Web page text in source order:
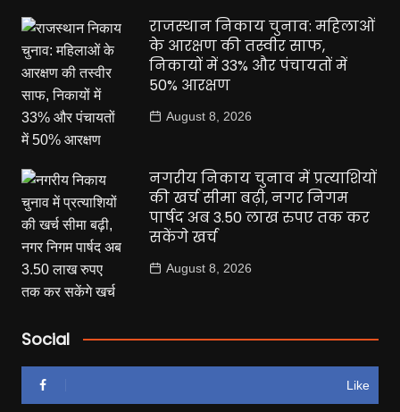
राजस्थान निकाय चुनाव: महिलाओं
के आरक्षण की तस्वीर साफ,
निकायों में 33% और पंचायतों में
50% आरक्षण
August 8, 2026
नगरीय निकाय चुनाव में प्रत्याशियों
की खर्च सीमा बढ़ी, नगर निगम
पार्षद अब 3.50 लाख रुपए तक कर
सकेंगे खर्च
August 8, 2026
Social
Like